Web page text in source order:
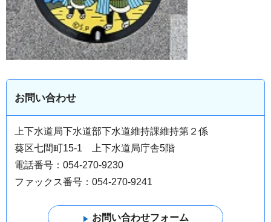
お問い合わせ
上下水道局下水道部下水道維持課維持第２係
葵区七間町15-1 上下水道局庁舎5階
電話番号：054-270-9230
ファックス番号：054-270-9241